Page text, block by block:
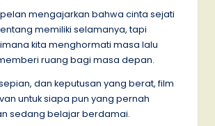
mengajarkan bahwa cinta sejati
memiliki selamanya, tapi
kita menghormati masa lalu
ruang bagi masa depan.
dan keputusan yang berat, film
untuk siapa pun yang pernah
sedang belajar berdamai.